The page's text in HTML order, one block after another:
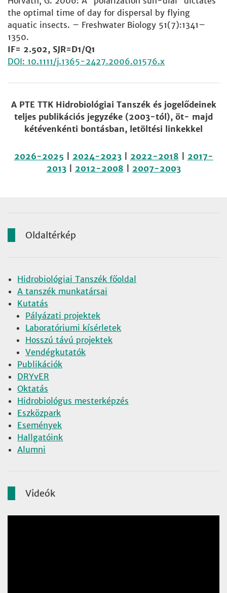
the optimal time of day for dispersal by flying
aquatic insects. – Freshwater Biology 51(7):1341–
1350.
IF= 2.502, SJR=D1/Q1
DOI: 10.1111/j.1365-2427.2006.01576.x
A PTE TTK Hidrobiológiai Tanszék és jogelődeinek
teljes publikációs jegyzéke (2003-tól), öt- majd
kétévenkénti bontásban, letöltési linkekkel
2026-2025 2024-2023| 2022-2018
2017-
2013| 2012-2008 2007-2003
Oldaltérkép
Hidrobiológiai Tanszék főoldal
A tanszék munkatársai
Kutatás
Pályázati projektek
Laboratóriumi kísérletek
Hosszú távú projektek
Vendégkutatók
Publikációk
DRYvER
Oktatás
Hidrobiológus mesterképzés
Eszközpark
Események
Hallgatóink
Alumni
Videók